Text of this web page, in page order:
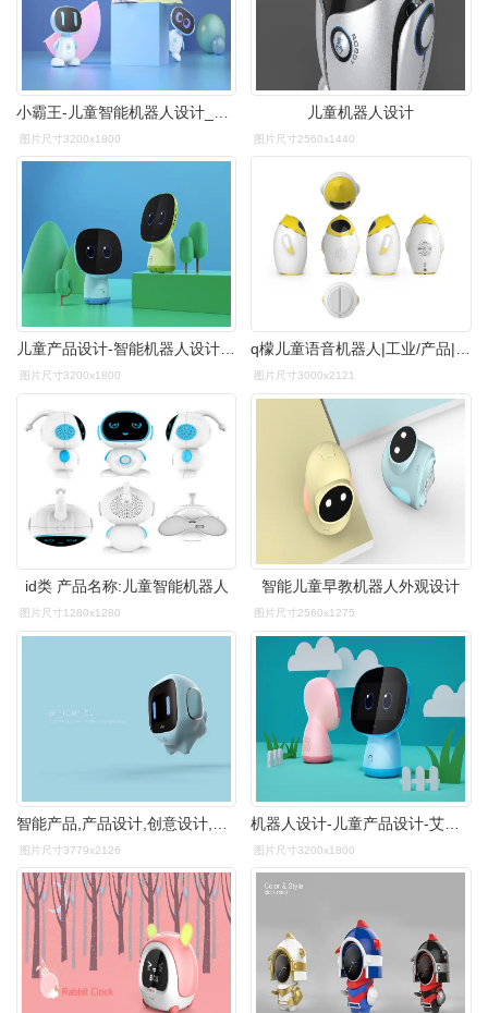
图片尺寸3200x1800
儿童机器人设计
图片尺寸2560x1440
儿童产品设计-智能机器人设计-深圳设计公司.jpg
图片尺寸3200x1800
q檬儿童语音机器人|工业/产品|其他工业/产品|图维工业设计 - 原创
图片尺寸3000x2121
id类 产品名称:儿童智能机器人
图片尺寸1280x1280
智能儿童早教机器人外观设计
图片尺寸2560x1275
图片尺寸3779x2126 图片尺寸3200x1800